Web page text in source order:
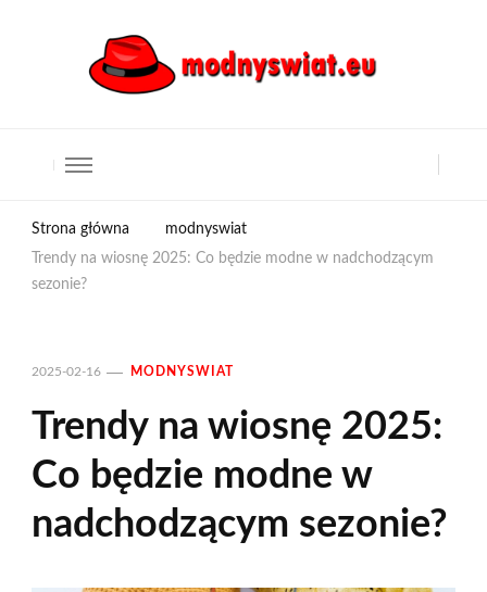
Strona główna
modnyswiat
Trendy na wiosnę 2025: Co będzie modne w nadchodzącym
sezonie?
2025-02-16 MODNYSWIAT
Trendy na wiosnę 2025:
Co będzie modne w
nadchodzącym sezonie?